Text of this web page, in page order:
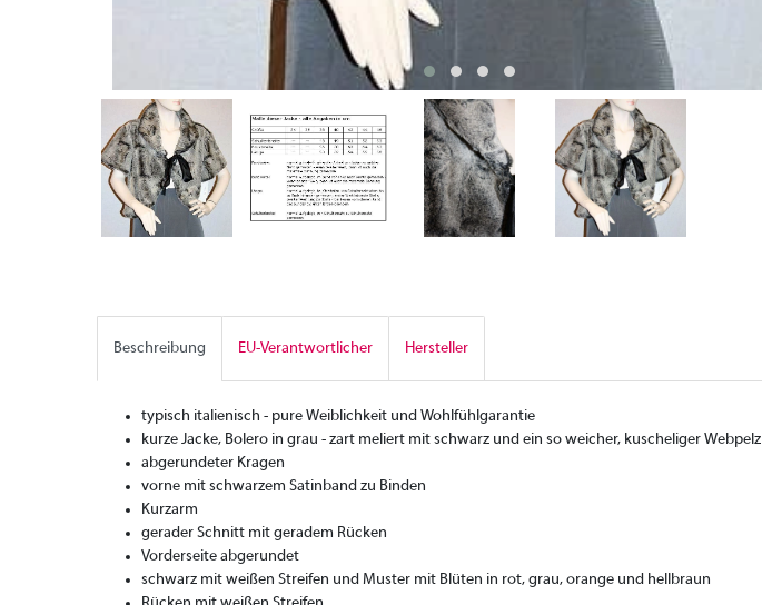
Beschreibung EU-Verantwortlicher Hersteller
typisch italienisch - pure Weiblichkeit und Wohlfühlgarantie
kurze Jacke, Bolero in grau - zart meliert mit schwarz und ein so weicher, kuscheliger Webpelz
abgerundeter Kragen
vorne mit schwarzem Satinband zu Binden
Kurzarm
gerader Schnitt mit geradem Rücken
Vorderseite abgerundet
schwarz mit weißen Streifen und Muster mit Blüten in rot, grau, orange und hellbraun